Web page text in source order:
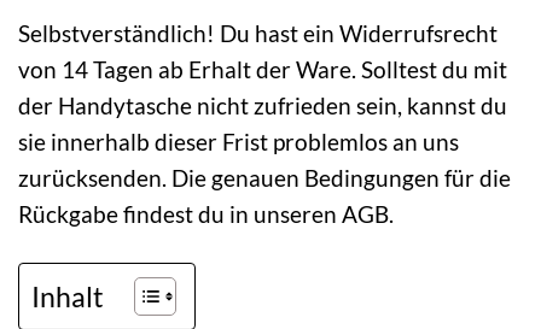
Selbstverständlich! Du hast ein Widerrufsrecht
von 14 Tagen ab Erhalt der Ware. Solltest du mit
der Handytasche nicht zufrieden sein, kannst du
sie innerhalb dieser Frist problemlos an uns
zurücksenden. Die genauen Bedingungen für die
Rückgabe findest du in unseren AGB.
Inhalt